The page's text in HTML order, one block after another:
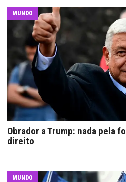
MUNDO
Obrador a Trump: nada pela
direito
MUNDO